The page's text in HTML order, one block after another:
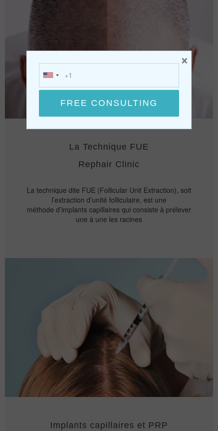
La Technique FUE
Rephair Clinic
La technique dite FUE (Follicular Unit Extraction), soit
l’extraction d’unité folliculaire, est une
méthode d’implants capillaires qui consiste à prélever
une à une les racines
Implants capillaires et PRP
×